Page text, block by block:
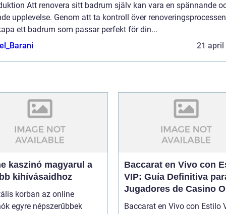
Att renovera sitt badrum själv kan vara en spännande
upplevelse. Genom att ta kontroll över
ett badrum som passar perfekt för din...
21 april
kaszinó magyarul a
kihívásaidhoz
korban az online
egyre népszerűbbek
Baccarat en Vivo con
VIP: Guía Definitiva
Jugadores de Casino
Baccarat en Vivo con Estilo